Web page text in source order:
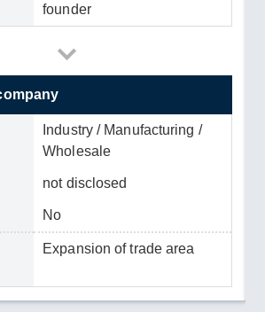
founder
Industry / Manufacturing /
Wholesale
not disclosed
No
Expansion of trade area